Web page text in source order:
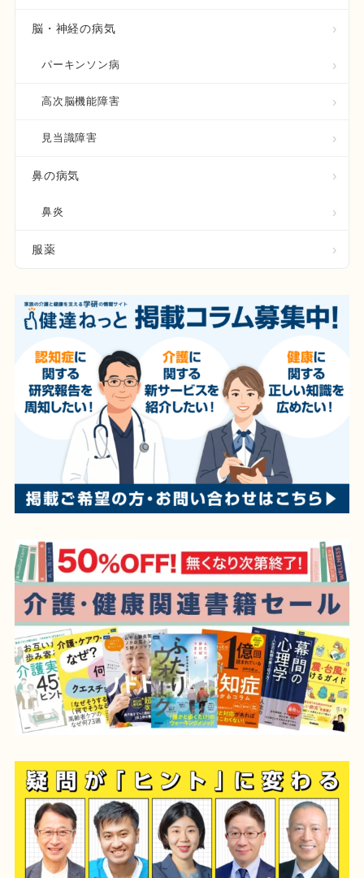
脳・神経の病気
パーキンソン病
高次脳機能障害
見当識障害
鼻の病気
鼻炎
服薬